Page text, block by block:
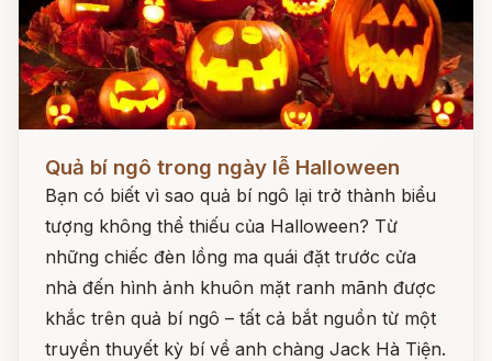
Quả bí ngô trong ngày lễ Halloween
Bạn có biết vì sao quả bí ngô lại trở thành biểu
tượng không thể thiếu của Halloween? Từ
những chiếc đèn lồng ma quái đặt trước cửa
nhà đến hình ảnh khuôn mặt ranh mãnh được
khắc trên quả bí ngô – tất cả bắt nguồn từ một
truyền thuyết kỳ bí về anh chàng Jack Hà Tiện.